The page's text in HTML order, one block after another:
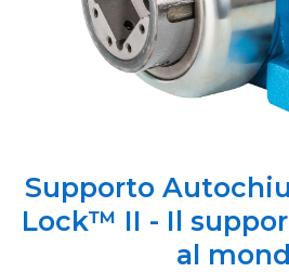
Supporto
Lock™ II - Il
al